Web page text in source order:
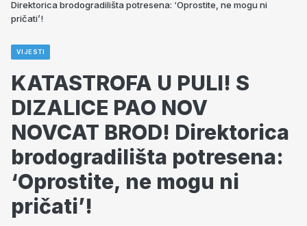
Direktorica brodogradilišta potresena: ‘Oprostite, ne mogu ni
pričati’!
VIJESTI
KATASTROFA U PULI! S
DIZALICE PAO NOV
NOVCAT BROD! Direktorica
brodogradilišta potresena:
‘Oprostite, ne mogu ni
pričati’!